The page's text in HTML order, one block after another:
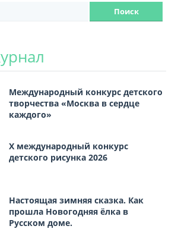
Международный конкурс детского
творчества «Москва в сердце
каждого»
Х международный конкурс
детского рисунка 2026
Настоящая зимняя сказка. Как
прошла Новогодняя ёлка в
Русском доме.